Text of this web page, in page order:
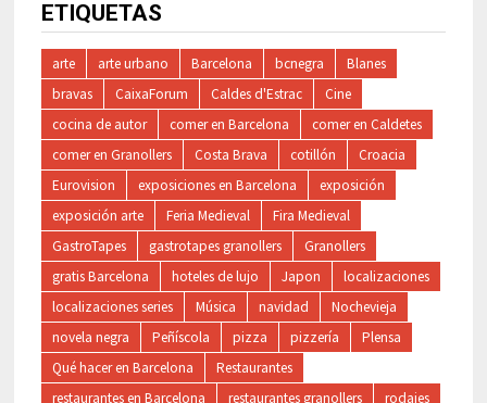
ETIQUETAS
arte arte urbano Barcelona bcnegra
Blanes
bravas
CaixaForum Caldes d'Estrac
Cine
cocina de autor
comer en Barcelona
comer en Caldetes
comer en Granollers
Costa Brava cotillón
Croacia
Eurovision
exposiciones en Barcelona
exposición
exposición arte
Feria Medieval
Fira Medieval
GastroTapes
gastrotapes granollers
Granollers
gratis Barcelona
hoteles de lujo Japon
localizaciones
localizaciones series
Música navidad
Nochevieja
novela negra
Peñíscola pizza pizzería
Plensa
Qué hacer en Barcelona
Restaurantes
restaurantes en Barcelona
restaurantes granollers
rodajes